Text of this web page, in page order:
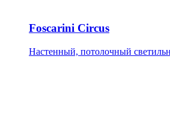
Foscarini Circus
Настенный, потолочный